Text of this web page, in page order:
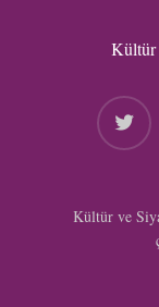
Kültür
twitter
Kültür ve